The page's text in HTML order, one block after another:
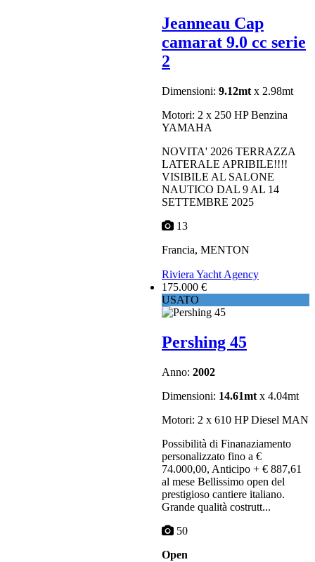
Jeanneau Cap
camarat 9.0 cc serie
2
Dimensioni: 9.12mt x 2.98mt
Motori: 2 x 250 HP Benzina
YAMAHA
NOVITA' 2026 TERRAZZA
LATERALE APRIBILE!!!!
VISIBILE AL SALONE
NAUTICO DAL 9 AL 14
SETTEMBRE 2025
13
Francia, MENTON
Riviera Yacht Agency
175.000 €
USATO
Pershing 45
Anno: 2002
Dimensioni: 14.61mt x 4.04mt
Motori: 2 x 610 HP Diesel MAN
Possibilità di Finanaziamento
personalizzato fino a €
74.000,00, Anticipo + € 887,61
al mese Bellissimo open del
prestigioso cantiere italiano.
Grande qualità costrutt...
50
Open